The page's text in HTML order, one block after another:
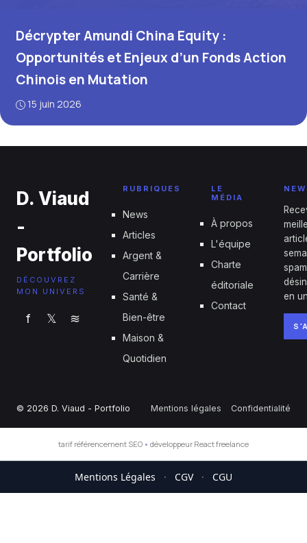
Décrypter Amundi China Equity :
Opportunités et Enjeux d’un Fonds Action
Chinois en Mutation
15 juin 2026
D. Viaud
-
Portfolio
DÉCOUVREZ
MON UNIVERS
f 𝕏 ≋
RUBRIQUES
News
Articles
Argent &
Carrière
Santé &
Bien-être
Maison &
Quotidien
LE
MÉDIA
À propos
L'équipe
Charte
éditoriale
Contact
en
© 2026 D. Viaud - Portfolio Mentions légales Confidentialité
tarif référencement SEO • développeur React freelance
Mentions Légales · CGV · CGU